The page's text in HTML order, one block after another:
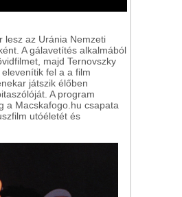
lesz az Uránia Nemzeti
A gálavetítés alkalmából
majd Ternovszky
fel a a film
játszik élőben
A program
a Macskafogo.hu csapata
utóéletét és